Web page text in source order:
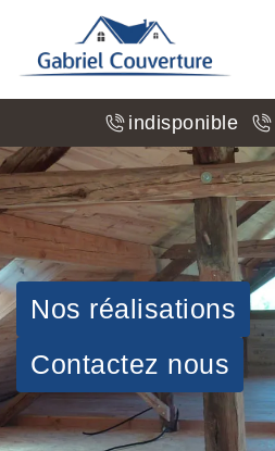
indisponible
Nos réalisations
Contactez nous